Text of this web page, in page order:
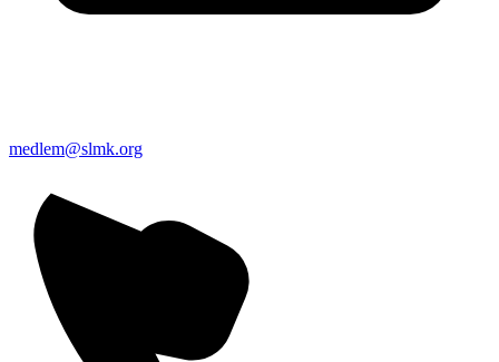
medlem@slmk.org